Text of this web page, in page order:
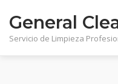
contenido
General
Servicio de Limpieza